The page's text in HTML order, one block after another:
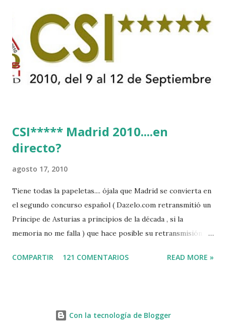
CSI***** Madrid 2010....en
directo?
agosto 17, 2010
Tiene todas la papeletas.... ójala que Madrid se convierta en
el segundo concurso español ( Dazelo.com retransmitió un
Príncipe de Asturias a principios de la década , si la
memoria no me falla ) que hace posible su retransmisión via
mundo mundial...
COMPARTIR 121 COMENTARIOS READ MORE »
Con la tecnología de Blogger